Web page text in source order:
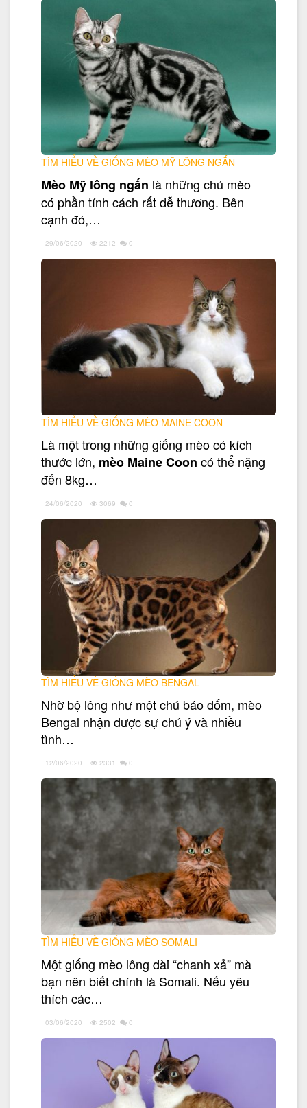
TÌM HIỂU VỀ GIỐNG MÈO MỸ LÔNG NGẮN
Mèo Mỹ lông ngắn là những chú mèo
có phần tính cách rất dễ thương. Bên
cạnh đó,…
29/06/2020 2212 0
TÌM HIỂU VỀ GIỐNG MÈO MAINE COON
Là một trong những giống mèo có kích
thước lớn, mèo Maine Coon có thể nặng
đến 8kg…
24/06/2020 3069 0
TÌM HIỂU VỀ GIỐNG MÈO BENGAL
Nhờ bộ lông như một chú báo đốm, mèo
Bengal nhận được sự chú ý và nhiều
tình…
12/06/2020 2331 0
TÌM HIỂU VỀ GIỐNG MÈO SOMALI
Một giống mèo lông dài “chanh xả” mà
bạn nên biết chính là Somali. Nếu yêu
thích các…
03/06/2020 2502 0